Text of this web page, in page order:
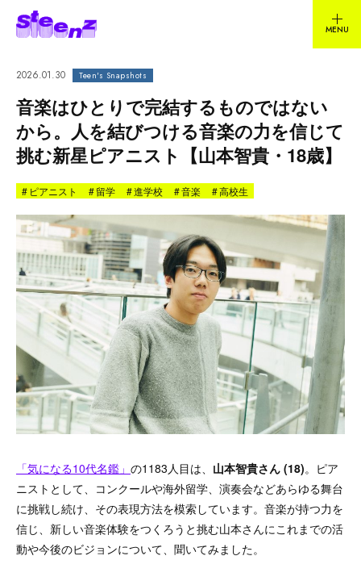
2026.01.30 Teen's Snapshots
音楽はひとりで完結するものではない
から。人を結びつける音楽の力を信じて
挑む新星ピアニスト【山本智貴・18歳】
# ピアニスト #留学 #進学校 #音楽 #高校生
「気になる10代名鑑」 の1183人目は、 山本智貴さん (18)。ピア
ニストとして、コンクールや海外留学、演奏会などあらゆる舞台
に挑戦し続け、その表現方法を模索しています。音楽が持つ力を
信じ、新しい音楽体験をつくろうと挑む山本さんにこれまでの活
動や今後のビジョンについて、聞いてみました。